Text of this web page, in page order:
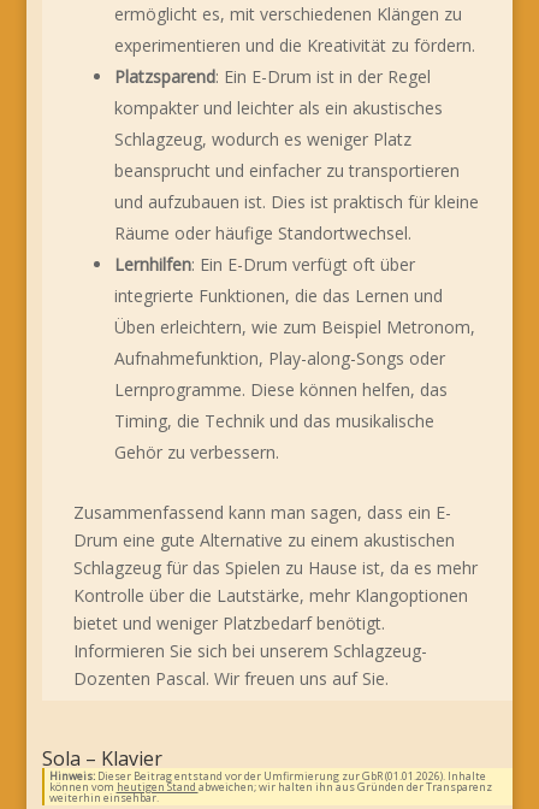
ermöglicht es, mit verschiedenen Klängen zu
experimentieren und die Kreativität zu fördern.
Platzsparend: Ein E-Drum ist in der Regel
kompakter und leichter als ein akustisches
Schlagzeug, wodurch es weniger Platz
beansprucht und einfacher zu transportieren
und aufzubauen ist. Dies ist praktisch für kleine
Räume oder häufige Standortwechsel.
Lernhilfen: Ein E-Drum verfügt oft über
integrierte Funktionen, die das Lernen und
Üben erleichtern, wie zum Beispiel Metronom,
Aufnahmefunktion, Play-along-Songs oder
Lernprogramme. Diese können helfen, das
Timing, die Technik und das musikalische
Gehör zu verbessern.
Zusammenfassend kann man sagen, dass ein E-
Drum eine gute Alternative zu einem akustischen
Schlagzeug für das Spielen zu Hause ist, da es mehr
Kontrolle über die Lautstärke, mehr Klangoptionen
bietet und weniger Platzbedarf benötigt.
Informieren Sie sich bei unserem Schlagzeug-
Dozenten Pascal. Wir freuen uns auf Sie.
Sola – Klavier
Hinweis:Dieser Beitrag entstand vor der Umfirmierung zur GbR (01.01.2026). Inhalte
können vom heutigen Stand abweichen; wir halten ihn aus Gründen der Transparenz
weiterhin einsehbar.